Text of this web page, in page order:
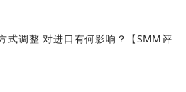
式调整 对进口有何影响？【SMM评